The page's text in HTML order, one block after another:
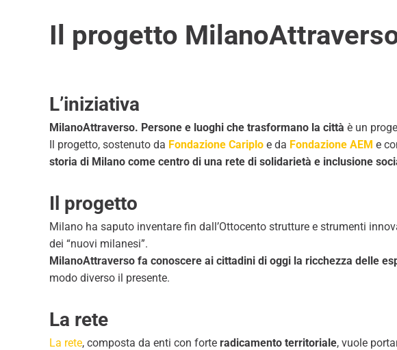
Il progetto
L’iniziativa
MilanoAttraverso. Persone e luoghi che trasformano la città è un
Il progetto, sostenuto da Fondazione Cariplo e da Fondazione AEM e
storia di Milano come centro di una rete di solidarietà e inclusione
Il progetto
Milano ha saputo inventare fin dall’Ottocento strutture e strumenti
dei “nuovi milanesi”.
MilanoAttraverso fa conoscere ai cittadini di oggi la ricchezza delle
modo diverso il presente.
La rete
La rete, composta da enti con forte radicamento territoriale, vuole